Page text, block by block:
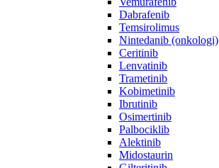
Dabrafenib
Temsirolimus
Nintedanib (onkologi)
Ceritinib
Lenvatinib
Trametinib
Kobimetinib
Ibrutinib
Osimertinib
Palbociklib
Alektinib
Midostaurin